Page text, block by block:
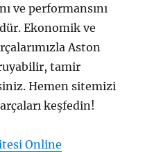
ve performansını
Ekonomik ve
Aston
tamir
Hemen sitemizi
keşfedin!
Online